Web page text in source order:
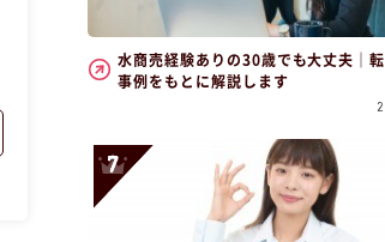
水商売経験ありの30歳でも大丈夫｜
事例をもとに解説します